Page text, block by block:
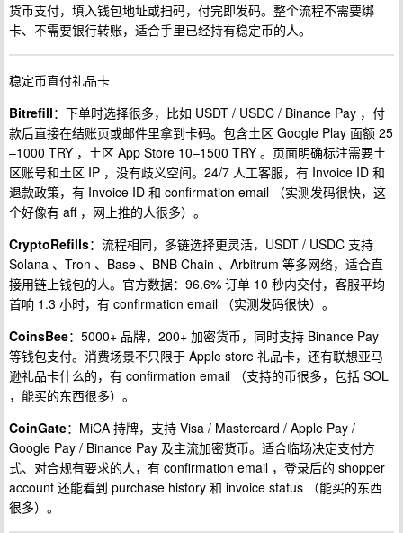
货币支付，填入钱包地址或扫码，付完即发码。整个流程不需要绑
卡、不需要银行转账，适合手里已经持有稳定币的人。
稳定币直付礼品卡
Bitrefill：下单时选择很多，比如 USDT / USDC / Binance Pay ，付
款后直接在结账页或邮件里拿到卡码。包含土区 Google Play 面额 25
–1000 TRY ，土区 App Store 10–1500 TRY 。页面明确标注需要土
区账号和土区 IP ，没有歧义空间。24/7 人工客服，有 Invoice ID 和
退款政策，有 Invoice ID 和 confirmation email （实测发码很快，这
个好像有 aff ，网上推的人很多）。
CryptoRefills：流程相同，多链选择更灵活，USDT / USDC 支持
Solana 、Tron 、Base 、BNB Chain 、Arbitrum 等多网络，适合直
接用链上钱包的人。官方数据：96.6% 订单 10 秒内交付，客服平均
首响 1.3 小时，有 confirmation email （实测发码很快）。
CoinsBee：5000+ 品牌，200+ 加密货币，同时支持 Binance Pay
等钱包支付。消费场景不只限于 Apple store 礼品卡，还有联想亚马
逊礼品卡什么的，有 confirmation email （支持的币很多，包括 SOL
，能买的东西很多）。
CoinGate：MiCA 持牌，支持 Visa / Mastercard / Apple Pay /
Google Pay / Binance Pay 及主流加密货币。适合临场决定支付方
式、对合规有要求的人，有 confirmation email ，登录后的 shopper
account 还能看到 purchase history 和 invoice status （能买的东西
很多）。